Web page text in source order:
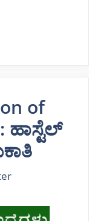
of
ಹಾಸ್ಟೆಲ್